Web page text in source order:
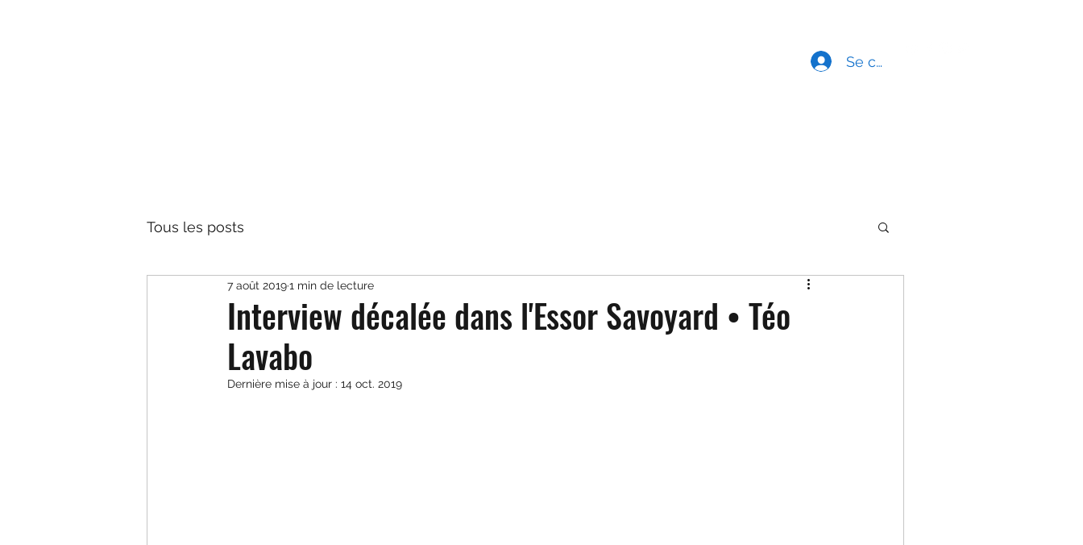
Accueil
Se connecter
Tous les posts
Interview décalée dans l'Essor Savoyard • Téo
Lavabo
7 août 20191 min de lecture
Dernière mise à jour : 14 oct. 2019